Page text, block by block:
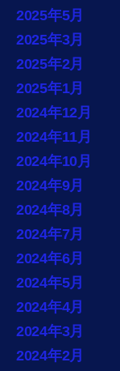
2025年5月
2025年3月
2025年2月
2025年1月
2024年12月
2024年11月
2024年10月
2024年9月
2024年8月
2024年7月
2024年6月
2024年5月
2024年4月
2024年3月
2024年2月